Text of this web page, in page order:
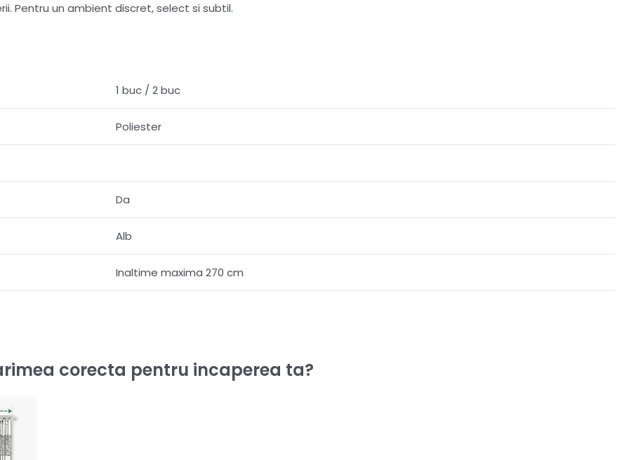
Pentru un ambient discret, select si subtil.
1 buc / 2 buc
Poliester
Da
Alb
Inaltime maxima 270 cm
corecta pentru incaperea ta?